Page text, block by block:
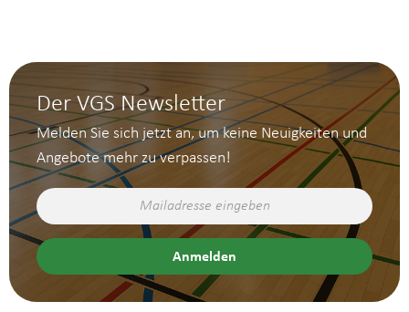
Der VGS Newsletter
Melden Sie sich jetzt an, um keine Neuigkeiten und
Angebote mehr zu verpassen!